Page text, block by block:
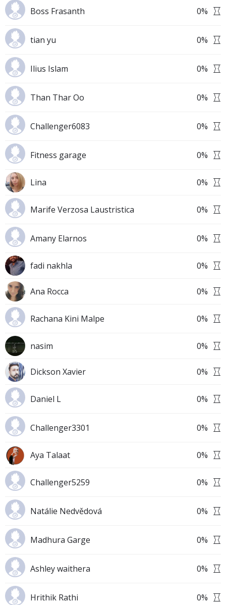
Boss Frasanth 0%
tian yu 0%
Ilius Islam 0%
Than Thar Oo 0%
Challenger6083 0%
Fitness garage 0%
Lina 0%
Marife Verzosa Laustristica 0%
Amany Elarnos 0%
fadi nakhla 0%
Ana Rocca 0%
Rachana Kini Malpe 0%
nasim 0%
Dickson Xavier 0%
Daniel L 0%
Challenger3301 0%
Aya Talaat 0%
Challenger5259 0%
Natálie Nedvědová 0%
Madhura Garge 0%
Ashley waithera 0%
Hrithik Rathi 0%